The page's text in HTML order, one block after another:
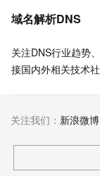
域名解析DNS
关注DNS行业趋势
接国内外相关技术
关注我们： 新浪微博